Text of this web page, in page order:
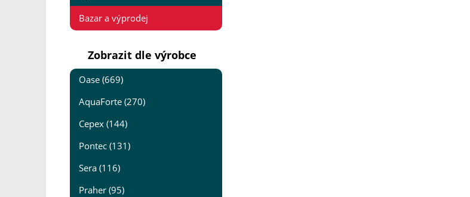
Bazar a výprodej
Zobrazit dle výrobce
Oase (669)
AquaForte (270)
Cepex (144)
Pontec (131)
Sera (116)
Praher (95)